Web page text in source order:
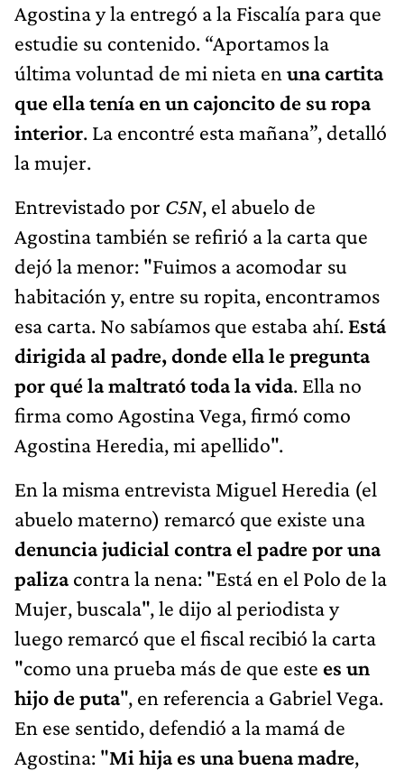
Agostina y la entregó a la Fiscalía para que
estudie su contenido. “Aportamos la
última voluntad de mi nieta en una cartita
que ella tenía en un cajoncito de su ropa
interior. La encontré esta mañana”, detalló
la mujer.
Entrevistado por C5N, el abuelo de
Agostina también se refirió a la carta que
dejó la menor: "Fuimos a acomodar su
habitación y, entre su ropita, encontramos
esa carta. No sabíamos que estaba ahí. Está
dirigida al padre, donde ella le pregunta
por qué la maltrató toda la vida. Ella no
firma como Agostina Vega, firmó como
Agostina Heredia, mi apellido".
En la misma entrevista Miguel Heredia (el
abuelo materno) remarcó que existe una
denuncia judicial contra el padre por una
palizacontra la nena: "Está en el Polo de la
Mujer, buscala", le dijo al periodista y
luego remarcó que el fiscal recibió la carta
"como una prueba más de que este es un
hijo de puta", en referencia a Gabriel Vega.
En ese sentido, defendió a la mamá de
Agostina: "Mi hija es una buena madre,